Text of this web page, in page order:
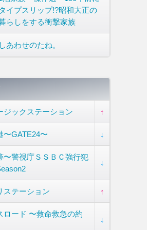
タイプスリップ!?昭和大正の
らしをする衝撃家族
しあわせのたね。
ジックステーション ↑
〜GATE24〜 ↓
〜警視庁ＳＳＢＣ強行犯
↓
ステーション ↑
ロード 〜救命救急の約
↓